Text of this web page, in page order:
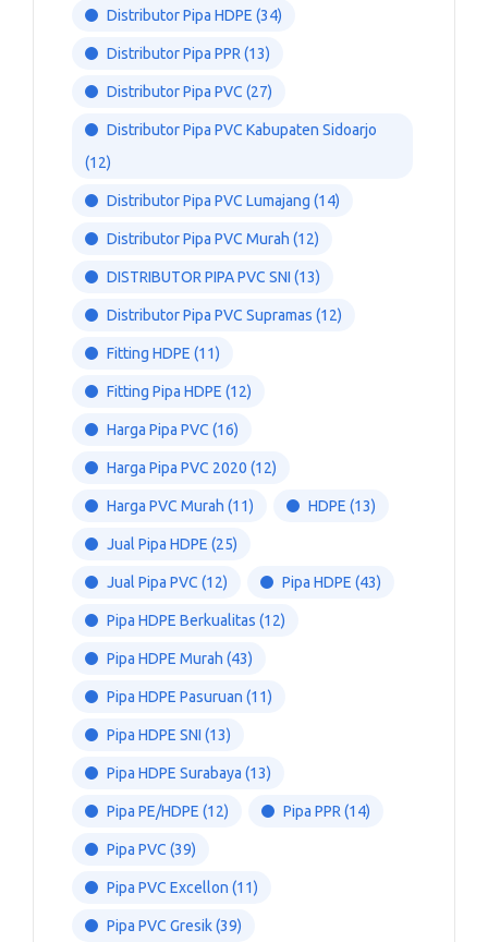
Distributor Pipa HDPE (34)
Distributor Pipa PPR (13)
Distributor Pipa PVC (27)
Distributor Pipa PVC Kabupaten Sidoarjo
(12)
Distributor Pipa PVC Lumajang (14)
Distributor Pipa PVC Murah (12)
DISTRIBUTOR PIPA PVC SNI (13)
Distributor Pipa PVC Supramas (12)
Fitting HDPE (11)
Fitting Pipa HDPE (12)
Harga Pipa PVC (16)
Harga Pipa PVC 2020 (12)
Harga PVC Murah (11) HDPE (13)
Jual Pipa HDPE (25)
Jual Pipa PVC (12) Pipa HDPE (43)
Pipa HDPE Berkualitas (12)
Pipa HDPE Murah (43)
Pipa HDPE Pasuruan (11)
Pipa HDPE SNI (13)
Pipa HDPE Surabaya (13)
Pipa PE/HDPE (12) Pipa PPR (14)
Pipa PVC (39)
Pipa PVC Excellon (11)
Pipa PVC Gresik(39)